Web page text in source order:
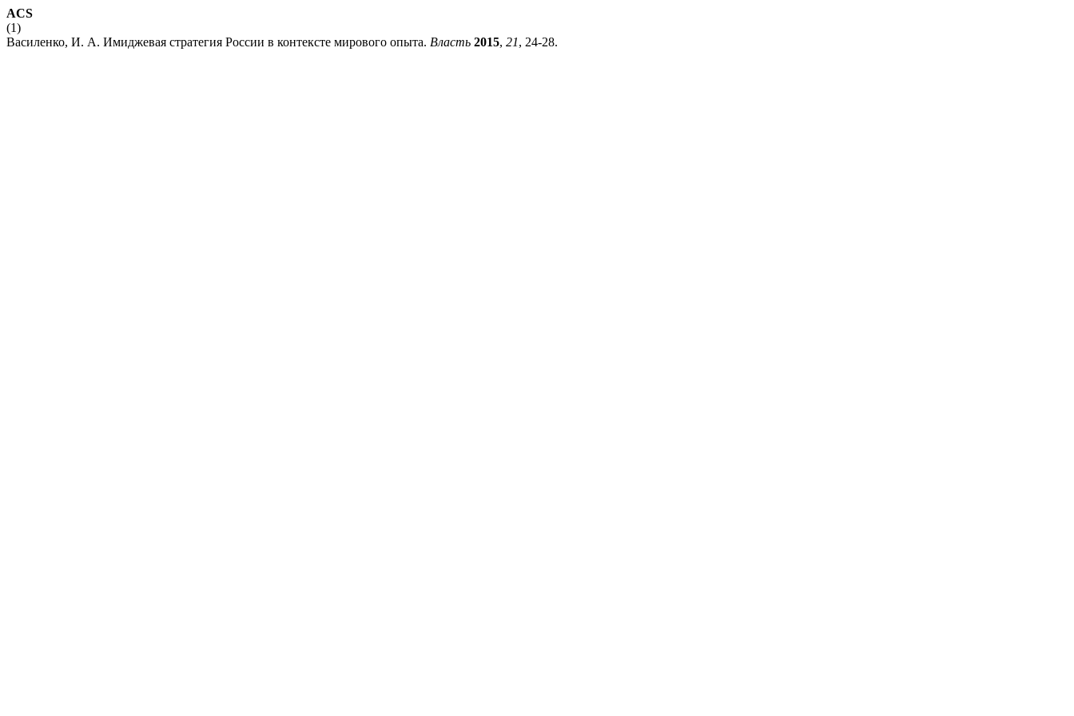
ACS
(1)
Василенко, И. А. Имиджевая стратегия России в контексте мирового опыта. Власть 2015, 21, 24-28.